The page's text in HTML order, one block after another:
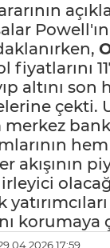
altını son
çekti.
akışının
korumaya
17:59